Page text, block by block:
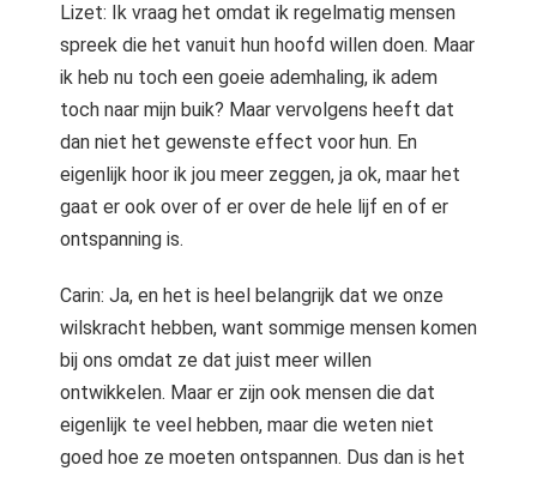
Lizet: Ik vraag het omdat ik regelmatig mensen
spreek die het vanuit hun hoofd willen doen. Maar
ik heb nu toch een goeie ademhaling, ik adem
toch naar mijn buik? Maar vervolgens heeft dat
dan niet het gewenste effect voor hun. En
eigenlijk hoor ik jou meer zeggen, ja ok, maar het
gaat er ook over of er over de hele lijf en of er
ontspanning is.
Carin: Ja, en het is heel belangrijk dat we onze
wilskracht hebben, want sommige mensen komen
bij ons omdat ze dat juist meer willen
ontwikkelen. Maar er zijn ook mensen die dat
eigenlijk te veel hebben, maar die weten niet
goed hoe ze moeten ontspannen. Dus dan is het